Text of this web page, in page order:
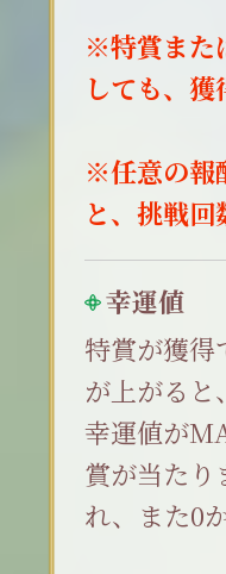
※特賞また
しても、
※任意の報
と、挑戦回
幸運値
特賞が獲得
が上がる
幸運値が
賞が当たり
れ、また0